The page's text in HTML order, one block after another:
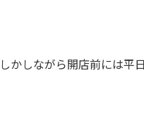
しかしながら開店前には平